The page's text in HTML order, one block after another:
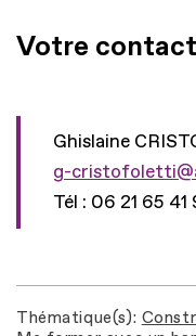
Votre
Ghislaine
g-
Tél : 06 21 65 41
Thématique(s)